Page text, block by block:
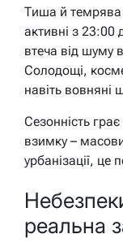
Тиша й темрява
активні з 23:00
втеча від шуму
Солодощі,
навіть вовняні
Сезонність
взимку –
урбанізації, це
реальна